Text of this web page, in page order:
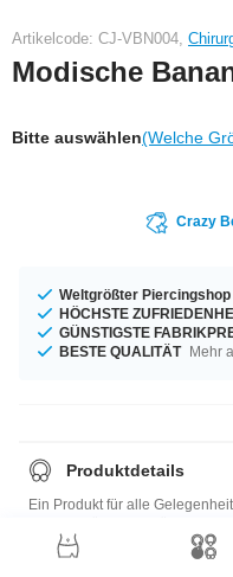
Artikelcode: CJ-VBN004,
Modische
Bitte auswählen(Welche
Crazy
Weltgrößter Piercingshop
HÖCHSTE
GÜNSTIGSTE
BESTE QUALITÄT Mehr
Produktdetails
Ein Produkt für alle
Item in Topqualität und zu